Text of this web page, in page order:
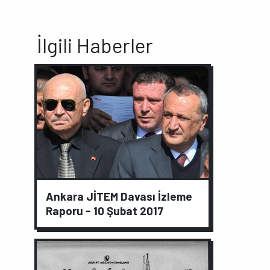
İlgili Haberler
Ankara JİTEM Davası İzleme
Raporu - 10 Şubat 2017